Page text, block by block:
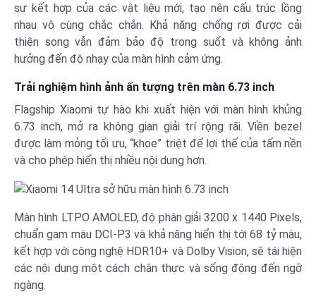
sự kết hợp của các vật liệu mới, tạo nên cấu trúc lồng
nhau vô cùng chắc chắn. Khả năng chống rơi được cải
thiện song vẫn đảm bảo độ trong suốt và không ảnh
hưởng đến độ nhạy của màn hình cảm ứng.
Trải nghiệm hình ảnh ấn tượng trên màn 6.73 inch
Flagship Xiaomi tự hào khi xuất hiện với màn hình khủng
6.73 inch, mở ra không gian giải trí rộng rãi. Viền bezel
được làm mỏng tối ưu, “khoe” triệt để lợi thế của tấm nền
và cho phép hiển thị nhiều nội dung hơn.
Màn hình LTPO AMOLED, độ phân giải 3200 x 1440 Pixels,
chuẩn gam màu DCI-P3 và khả năng hiển thị tới 68 tỷ màu,
kết hợp với công nghệ HDR10+ và Dolby Vision, sẽ tái hiện
các nội dung một cách chân thực và sống động đến ngỡ
ngàng.